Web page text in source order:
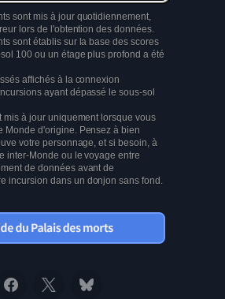
sont mis à jour quotidiennement,
lors de l'obtention des données.
sont établis sur la base des scores
100 ou un étage plus profond a été
affichés à la connexion
ayant dépassé le sous-sol
mis à jour uniquement lorsque vous
Monde d'origine. Pensez à bien
votre personnage, et si besoin, à
inter-Monde ou le voyage entre
de données avant de
incursion dans un donjon sans fond.